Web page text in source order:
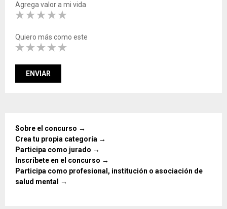
Agrega valor a mi vida
Quiero más como este
Sobre el concurso →
Crea tu propia categoría →
Participa como jurado →
Inscríbete en el concurso →
Participa como profesional, institución o asociación de
salud mental →